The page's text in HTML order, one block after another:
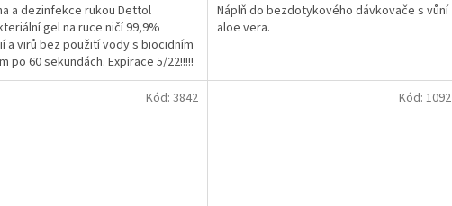
a dezinfekce rukou Dettol
gel na ruce ničí 99,9%
a virů bez použití vody s biocidním
po 60 sekundách. Expirace 5/22!!!!!
Náplň do bezdotykového dávkovače s vůní
aloe vera.
Kód: 3842 Kód: 1092